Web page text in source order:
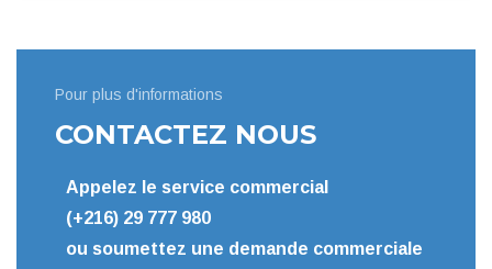
Pour plus d'informations
CONTACTEZ NOUS
Appelez le service commercial
(+216) 29 777 980
ou soumettez une demande commerciale